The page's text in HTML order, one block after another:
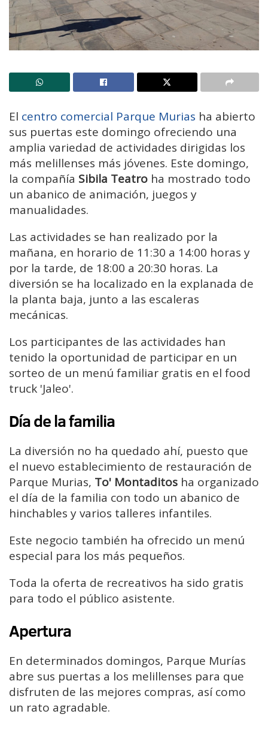
El centro comercial Parque Murias ha abierto
sus puertas este domingo ofreciendo una
amplia variedad de actividades dirigidas los
más melillenses más jóvenes. Este domingo,
la compañía Sibila Teatro ha mostrado todo
un abanico de animación, juegos y
manualidades.
Las actividades se han realizado por la
mañana, en horario de 11:30 a 14:00 horas y
por la tarde, de 18:00 a 20:30 horas. La
diversión se ha localizado en la explanada de
la planta baja, junto a las escaleras
mecánicas.
Los participantes de las actividades han
tenido la oportunidad de participar en un
sorteo de un menú familiar gratis en el food
truck 'Jaleo'.
Día de la familia
La diversión no ha quedado ahí, puesto que
el nuevo establecimiento de restauración de
Parque Murias, To' Montaditos ha organizado
el día de la familia con todo un abanico de
hinchables y varios talleres infantiles.
Este negocio también ha ofrecido un menú
especial para los más pequeños.
Toda la oferta de recreativos ha sido gratis
para todo el público asistente.
Apertura
En determinados domingos, Parque Murías
abre sus puertas a los melillenses para que
disfruten de las mejores compras, así como
un rato agradable.